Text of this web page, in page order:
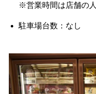
※営業時間は店舗の
駐車場台数：なし